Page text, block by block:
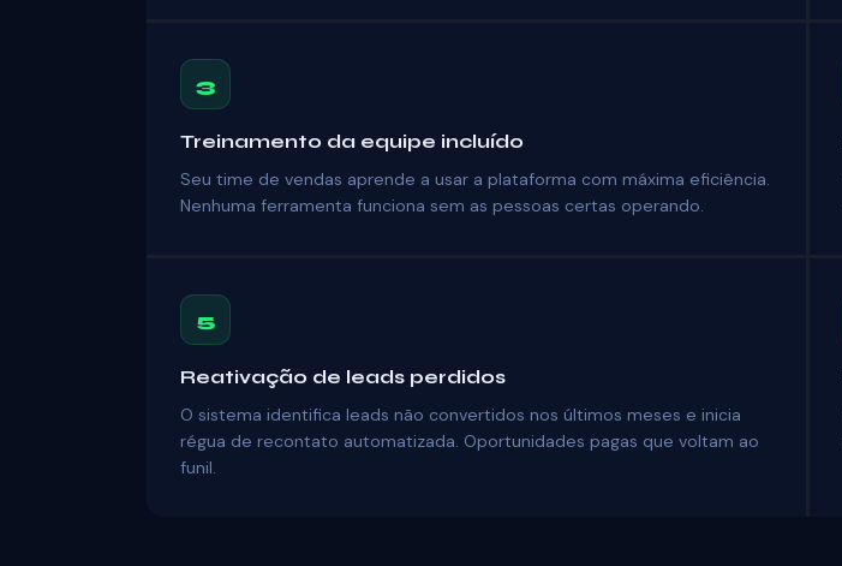
3
Treinamento da equipe incluído
Seu time de vendas aprende a usar a plataforma com máxima eficiência.
Nenhuma ferramenta funciona sem as pessoas certas operando.
5
Reativação de leads perdidos
O sistema identifica leads não convertidos nos últimos meses e inicia
régua de recontato automatizada. Oportunidades pagas que voltam ao
funil.